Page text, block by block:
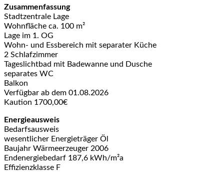
Zusammenfassung
Stadtzentrale Lage
Wohnfläche ca. 100 m²
Lage im 1. OG
Wohn- und Essbereich mit separater Küche
2 Schlafzimmer
Tageslichtbad mit Badewanne und Dusche
separates WC
Balkon
Verfügbar ab dem 01.08.2026
Kaution 1700,00€
Energieausweis
Bedarfsausweis
wesentlicher Energieträger Öl
Baujahr Wärmeerzeuger 2006
Endenergiebedarf 187,6 kWh/m²a
Effizienzklasse F